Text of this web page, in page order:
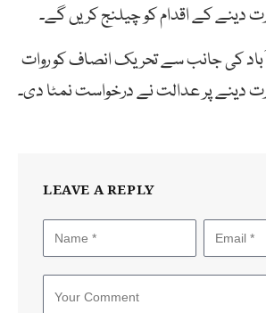
دینے کے اقدام کو چیلنج کریں گے۔
کی جانب سے تحریک انصاف کو روات
دینے پر عدالت نے درخواست نمٹا دی۔
LEAVE A REPLY